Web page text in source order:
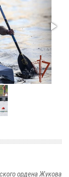
ордена Жукова